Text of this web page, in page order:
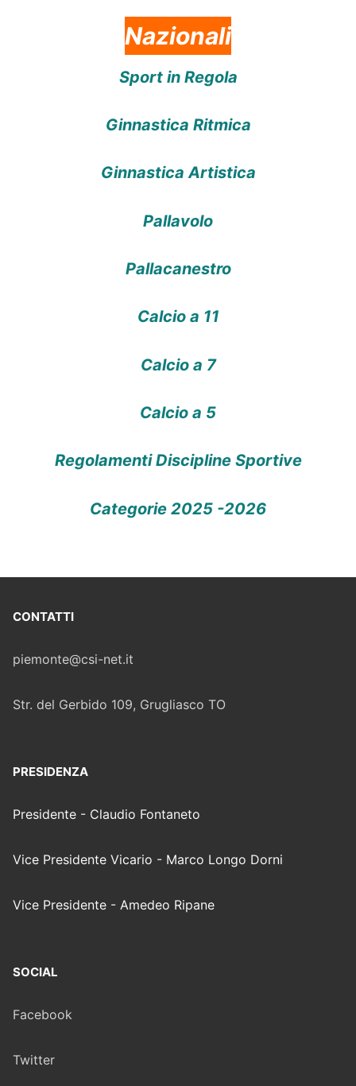
Nazionali
Sport in Regola
Ginnastica Ritmica
Ginnastica Artistica
Pallavolo
Pallacanestro
Calcio a 11
Calcio a 7
Calcio a 5
Regolamenti Discipline Sportive
Categorie 2025 -2026
CONTATTI
piemonte@csi-net.it
Str. del Gerbido 109, Grugliasco TO
PRESIDENZA
Presidente - Claudio Fontaneto
Vice Presidente Vicario - Marco Longo Dorni
Vice Presidente - Amedeo Ripane
SOCIAL
Facebook
Twitter